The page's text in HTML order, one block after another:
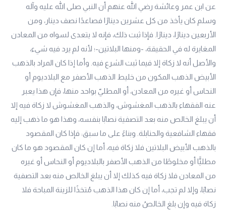
عن ابن عمر وعائشة رضي الله عنهم أن النبي صلى الله عليه وآله
وسلم كان يأخذ من كل عشرين دينارًا فصاعدًا نصف دينار، ومن
الأربعين دينارًا، دينارًا. فإذا ثبت ذلك، فإنه لا يتعدى لسواه من المعادن
المغايرة له في الحقيقة، -ومنها البلاتين-؛ لأنه لم يرد فيه شيء،
والأصل أنه لا زكاة إلا فيما ثبت الشرع فيه. وأما إذا كان المراد بالذهب
الأبيض الذهب المكون من خليط الذهب الأصفر مع البلاديوم أو
النحاس أو غيره من المعادن، أو المطليّ بواحد منها، فإن هذا يعبر
عنه الفقهاء بالذهب المغشوش، والذهب المغشوش لا زكاة فيه إلا
أن يبلغ الخالص منه بعد التصفية نصابًا بنفسه، وهذا هو ما ذهب إليه
فقهاء الشافعية والحنابلة. وبناءً على ما سبق: فإذا كان المقصود
بالذهب الأبيض البلاتين فلا زكاة فيه، أما إن كان المقصود هو ما كان
مطليًّا أو مخلوطًا من الذهب الأصفر بالبلاديوم أو النحاس أو غيره
من المعادن فلا زكاة فيه كذلك إلا أن يبلغ الخالص منه بعد التصفية
نصابًا، وإلا لم تجب، أما إن كان هذا الذهب مُتخذًا للزينة المباحة فلا
زكاة فيه وإن بلغ الخالصُ منه نصابًا.